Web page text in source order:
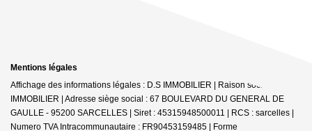
Mentions légales
Affichage des informations légales : D.S IMMOBILIER | Raison sociale : DS
IMMOBILIER | Adresse siège social : 67 BOULEVARD DU GENERAL DE
GAULLE - 95200 SARCELLES | Siret : 45315948500011 | RCS : sarcelles |
Numero TVA Intracommunautaire : FR90453159485 | Forme